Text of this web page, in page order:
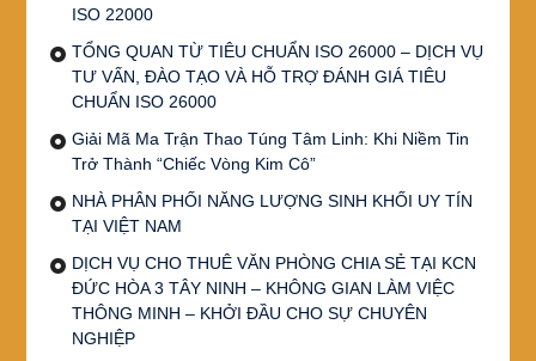
ISO 22000
TỔNG QUAN TỪ TIÊU CHUẨN ISO 26000 – DỊCH VỤ
TƯ VẤN, ĐÀO TẠO VÀ HỖ TRỢ ĐÁNH GIÁ TIÊU
CHUẨN ISO 26000
Giải Mã Ma Trận Thao Túng Tâm Linh: Khi Niềm Tin
Trở Thành “Chiếc Vòng Kim Cô”
NHÀ PHÂN PHỐI NĂNG LƯỢNG SINH KHỐI UY TÍN
TẠI VIỆT NAM
DỊCH VỤ CHO THUÊ VĂN PHÒNG CHIA SẺ TẠI KCN
ĐỨC HÒA 3 TÂY NINH – KHÔNG GIAN LÀM VIỆC
THÔNG MINH – KHỞI ĐẦU CHO SỰ CHUYÊN
NGHIỆP